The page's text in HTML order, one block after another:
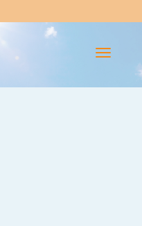
Flip-